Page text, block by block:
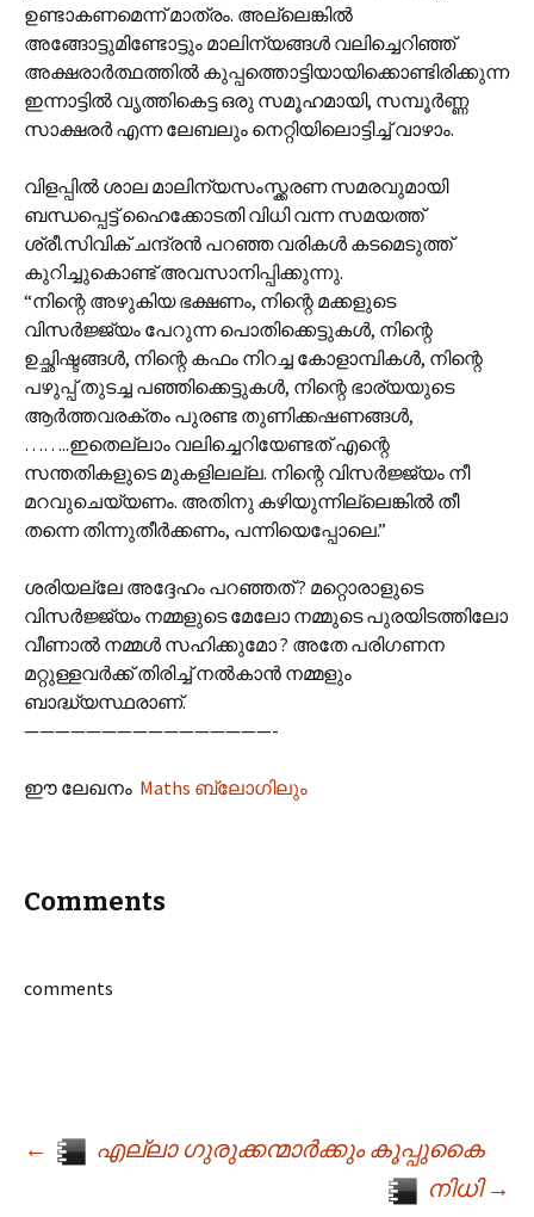
ഉണ്ടാകണമെന്ന് മാത്രം. അല്ലെങ്കില്‍
അങ്ങോട്ടുമിണ്ടോട്ടും മാലിന്യങ്ങള്‍ വലിച്ചെറിഞ്ഞ്
അക്ഷരാര്‍ത്ഥത്തില്‍ കുപ്പത്തൊട്ടിയായിക്കൊണ്ടിരിക്കുന്ന
ഇന്നാട്ടില്‍ വൃത്തികെട്ട ഒരു സമൂഹമായി, സമ്പൂര്‍ണ്ണ
സാക്ഷരര്‍ എന്ന ലേബലും നെറ്റിയിലൊട്ടിച്ച് വാഴാം.
വിളപ്പില്‍ ശാല മാലിന്യസംസ്ക്കരണ സമരവുമായി
ബന്ധപ്പെട്ട് ഹൈക്കോടതി വിധി വന്ന സമയത്ത്
ശ്രീ.സിവിക് ചന്ദ്രന്‍ പറഞ്ഞ വരികള്‍ കടമെടുത്ത്
കുറിച്ചുകൊണ്ട് അവസാനിപ്പിക്കുന്നു.
“നിന്റെ അഴുകിയ ഭക്ഷണം, നിന്റെ മക്കളുടെ
വിസര്‍ജ്ജ്യം പേറുന്ന പൊതിക്കെട്ടുകള്‍, നിന്റെ
ഉച്ഛിഷ്ടങ്ങള്‍, നിന്റെ കഫം നിറച്ച കോളാമ്പികള്‍, നിന്റെ
പഴുപ്പ് തുടച്ച പഞ്ഞിക്കെട്ടുകള്‍, നിന്റെ ഭാര്യയുടെ
ആര്‍ത്തവരക്തം പുരണ്ട തുണിക്കഷണങ്ങള്‍,
……..ഇതെല്ലാം വലിച്ചെറിയേണ്ടത് എന്റെ
സന്തതികളുടെ മുകളിലല്ല. നിന്റെ വിസര്‍ജ്ജ്യം നീ
മറവുചെയ്യണം. അതിനു കഴിയുന്നില്ലെങ്കില്‍ തീ
തന്നെ തിന്നുതീര്‍ക്കണം, പന്നിയെപ്പോലെ.”
ശരിയല്ലേ അദ്ദേഹം പറഞ്ഞത് ? മറ്റൊരാളുടെ
വിസര്‍ജ്ജ്യം നമ്മളുടെ മേലോ നമ്മുടെ പുരയിടത്തിലോ
വീണാല്‍ നമ്മള്‍ സഹിക്കുമോ ? അതേ പരിഗണന
മറ്റുള്ളവര്‍ക്ക് തിരിച്ച് നല്‍കാന്‍ നമ്മളും
ബാദ്ധ്യസ്ഥരാണ്.
————————————————-
ഈ ലേഖനം Maths ബ്ലോഗിലും
Comments
comments
←
എല്ലാ ഗുരുക്കന്മാർക്കും കൂപ്പുകൈ
നിധി→